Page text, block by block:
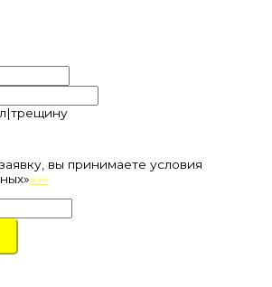
вы принимаете условия
»»»